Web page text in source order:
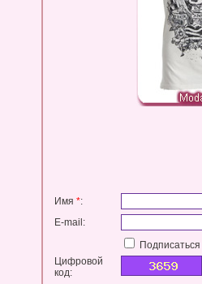
Имя *:
E-mail:
Цифровой
код: